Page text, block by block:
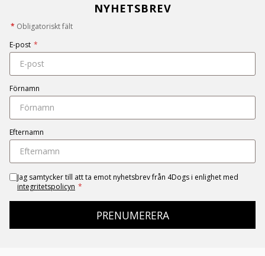
NYHETSBREV
* Obligatoriskt fält
E-post *
Förnamn
Efternamn
Jag samtycker till att ta emot nyhetsbrev från 4Dogs i enlighet med
integritetspolicyn *
PRENUMERERA